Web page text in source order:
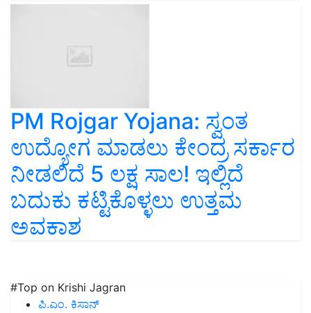
PM Rojgar Yojana: ಸ್ವಂತ
ಉದ್ಯೋಗ ಮಾಡಲು ಕೇಂದ್ರ ಸರ್ಕಾರ
ನೀಡಲಿದೆ 5 ಲಕ್ಷ ಸಾಲ! ಇಲ್ಲಿದೆ
ಬದುಕು ಕಟ್ಟಿಕೊಳ್ಳಲು ಉತ್ತಮ
ಅವಕಾಶ
#Top on Krishi Jagran
ಪಿ.ಎಂ. ಕಿಸಾನ್